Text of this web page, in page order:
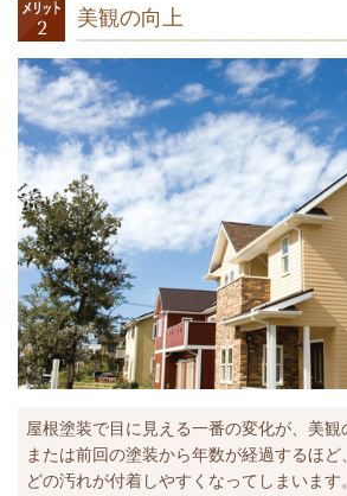
美観の向上
屋根塗装で目に見える一番の変化が、美観
または前回の塗装から年数が経過するほ
どの汚れが付着しやすくなってしまいます